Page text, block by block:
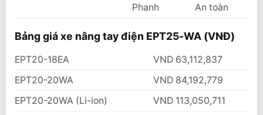
Phanh
An toàn
Bảng giá xe nâng tay điện EPT25-WA (VNĐ)
EPT20-18EA
VND 63,112,837
EPT20-20WA
VND 84,192,779
EPT20-20WA (Li-ion)
VND 113,050,711